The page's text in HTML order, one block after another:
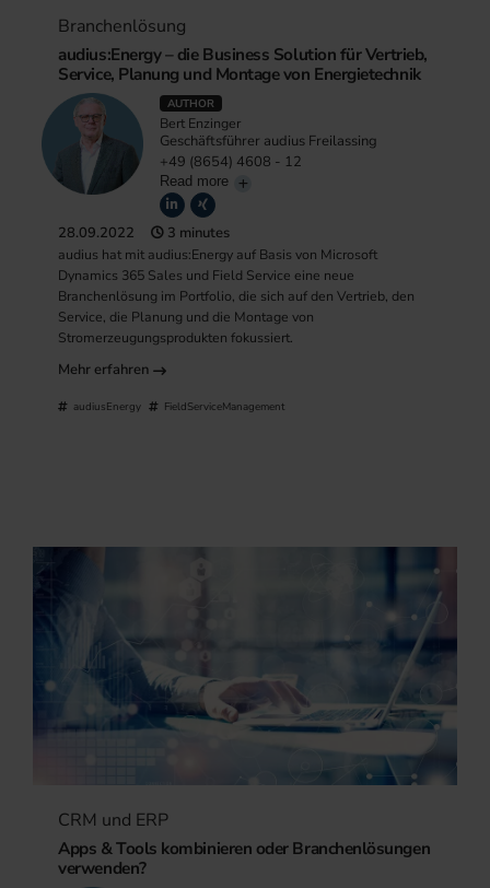
Branchenlösung
audius:Energy – die Business Solution für Vertrieb,
Service, Planung und Montage von Energietechnik
AUTHOR
Bert Enzinger
Geschäftsführer audius Freilassing
+49 (8654) 4608 - 12
Read more
28.09.2022 3 minutes
audius hat mit audius:Energy auf Basis von Microsoft
Dynamics 365 Sales und Field Service eine neue
Branchenlösung im Portfolio, die sich auf den Vertrieb, den
Service, die Planung und die Montage von
Stromerzeugungsprodukten fokussiert.
Mehr erfahren
audiusEnergy FieldServiceManagement
CRM und ERP
Apps & Tools kombinieren oder Branchenlösungen
verwenden?